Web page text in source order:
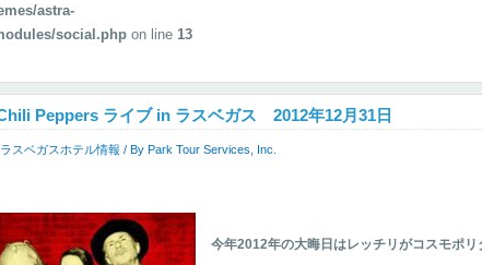
astra-
social.php on line 13
Peppers ライブ in ラスベガス 2012年12月31日
ラスベガスホテル情報 / By Park Tour Services, Inc.
今年2012年の大晦日はレッチリがコスモポリ